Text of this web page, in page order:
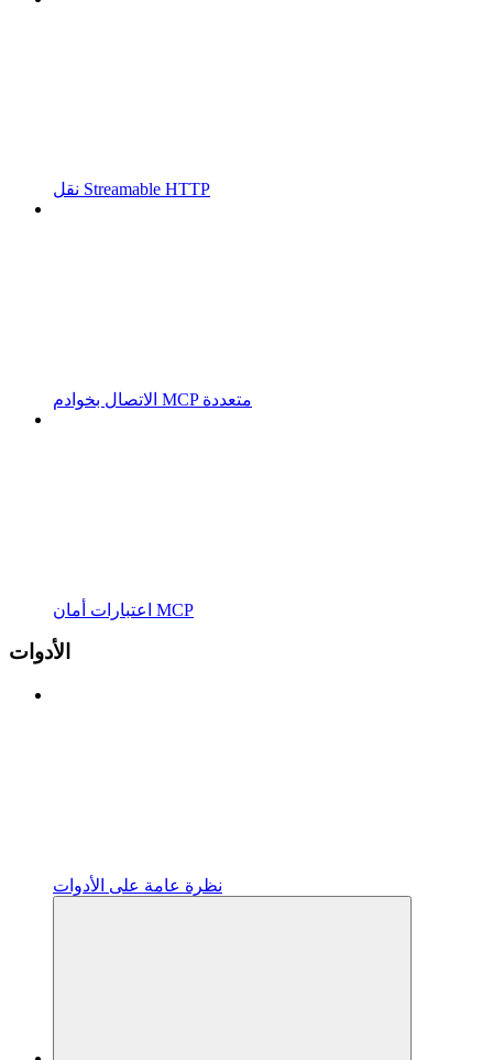
نقل Streamable HTTP
الاتصال بخوادم MCP متعددة
اعتبارات أمان MCP
الأدوات
نظرة عامة على الأدوات